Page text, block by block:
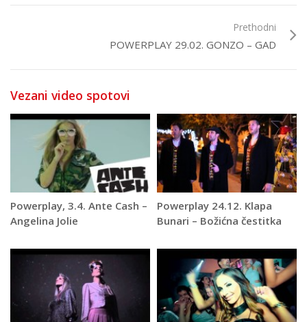
Prethodni
POWERPLAY 29.02. GONZO – GAD
Vezani video spotovi
Powerplay, 3.4. Ante Cash –
Angelina Jolie
Powerplay 24.12. Klapa
Bunari – Božićna čestitka